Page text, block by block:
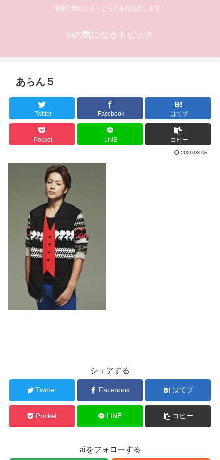
最新の気になるトピックをお届けします！
aiの気になるトピック
あらん５
Twitter Facebook はてブ
Pocket LINE コピー
2020.03.05
シェアする
Twitter Facebook はてブ
Pocket LINE コピー
aiをフォローする